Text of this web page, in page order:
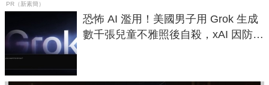
PR（新素簡）
恐怖 AI 濫用！美國男子用 Grok 生成
數千張兒童不雅照後自殺，xAI 因防護